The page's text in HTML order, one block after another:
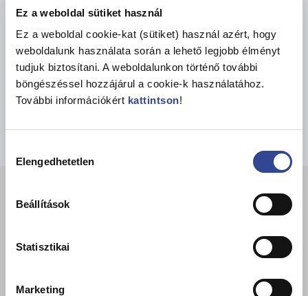
Ez a weboldal sütiket használ
Ez a weboldal cookie-kat (sütiket) használ azért, hogy
weboldalunk használata során a lehető legjobb élményt
tudjuk biztosítani. A weboldalunkon történő további
böngészéssel hozzájárul a cookie-k használatához.
További információkért kattintson!
kiválasztása
Elengedhetetlen
Beállítások
Statisztikai
Marketing
Link
http://www.firkasz-
Telefonszám +36-70-381-0505
Email
firkasz@firkasz-
etterem.hu
Facebook
https://www.facebook.c
−